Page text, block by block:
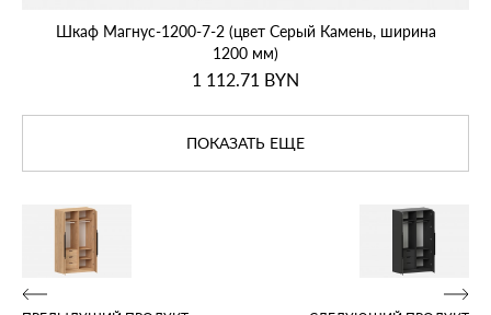
Шкаф Магнус‑1200‑7‑2 (цвет Серый Камень, ширина
1200 мм)
1 112.71 BYN
ПОКАЗАТЬ ЕЩЕ